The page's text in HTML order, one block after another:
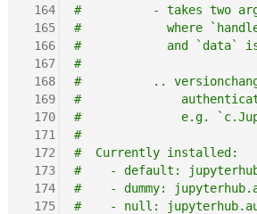
164
165
166
167
168
169
170
171
172
173
174
175
#          - takes two
#            where
#            and `data` is
#
#          ..
#
#              e.g.
#
#  Currently installed:
#    - default:
#    - dummy:
#    - null: